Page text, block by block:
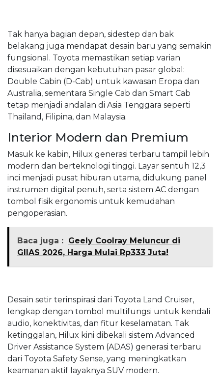
Tak hanya bagian depan, sidestep dan bak
belakang juga mendapat desain baru yang semakin
fungsional. Toyota memastikan setiap varian
disesuaikan dengan kebutuhan pasar global:
Double Cabin (D-Cab) untuk kawasan Eropa dan
Australia, sementara Single Cab dan Smart Cab
tetap menjadi andalan di Asia Tenggara seperti
Thailand, Filipina, dan Malaysia.
Interior Modern dan Premium
Masuk ke kabin, Hilux generasi terbaru tampil lebih
modern dan berteknologi tinggi. Layar sentuh 12,3
inci menjadi pusat hiburan utama, didukung panel
instrumen digital penuh, serta sistem AC dengan
tombol fisik ergonomis untuk kemudahan
pengoperasian.
Baca juga : Geely Coolray Meluncur di
GIIAS 2026, Harga Mulai Rp333 Juta!
Desain setir terinspirasi dari Toyota Land Cruiser,
lengkap dengan tombol multifungsi untuk kendali
audio, konektivitas, dan fitur keselamatan. Tak
ketinggalan, Hilux kini dibekali sistem Advanced
Driver Assistance System (ADAS) generasi terbaru
dari Toyota Safety Sense, yang meningkatkan
keamanan aktif layaknya SUV modern.